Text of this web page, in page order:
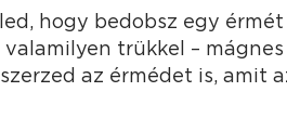
hogy bedobsz egy
trükkel –
az érmédet is, amit